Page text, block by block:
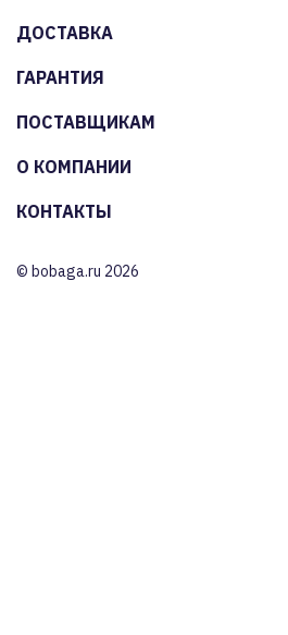
ДОСТАВКА
ГАРАНТИЯ
ПОСТАВЩИКАМ
О КОМПАНИИ
КОНТАКТЫ
© bobaga.ru 2026